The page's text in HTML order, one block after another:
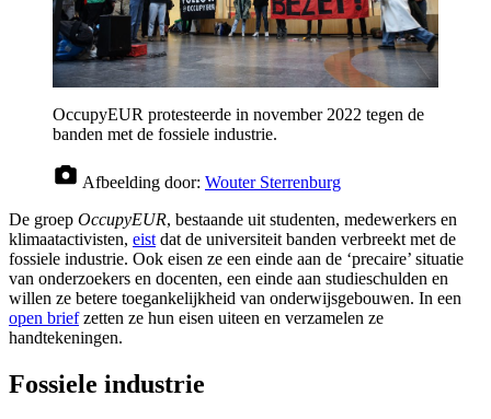
OccupyEUR protesteerde in november 2022 tegen de
banden met de fossiele industrie.
Afbeelding door: Wouter Sterrenburg
De groep OccupyEUR, bestaande uit studenten, medewerkers en
klimaatactivisten, eist dat de universiteit banden verbreekt met de
fossiele industrie. Ook eisen ze een einde aan de ‘precaire’ situatie
van onderzoekers en docenten, een einde aan studieschulden en
willen ze betere toegankelijkheid van onderwijsgebouwen. In een
open briefzetten ze hun eisen uiteen en verzamelen ze
handtekeningen.
Fossiele industrie